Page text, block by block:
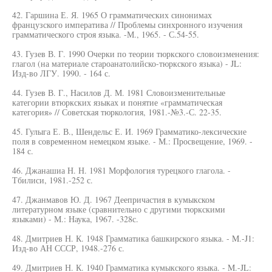
42. Гаршина Е. Я. 1965 О грамматических синонимах
французского императива // Проблемы синхронного изучения
грамматического строя языка. -М., 1965. - С.54-55.
43. Гузев В. Г. 1990 Очерки по теории тюркского словоизменения:
глагол (на материале староанатолийско-тюркского языка) - JL:
Изд-во ЛГУ. 1990. - 164 с.
44. Гузев В. Г., Насилов Д. М. 1981 Словоизменительные
категории втюркских языках и понятие «грамматическая
категория» // Советская тюркология, 1981.-№3.-С. 22-35.
45. Гулыга Е. В., Шендельс Е. И. 1969 Грамматико-лексические
поля в современном немецком языке. - М.: Просвещение, 1969. -
184 с.
46. Джанашиа Н. Н. 1981 Морфология турецкого глагола. -
Тбилиси, 1981.-252 с.
47. Джанмавов Ю. Д. 1967 Деепричастия в кумыкском
литературном языке (сравнительно с другими тюркскими
языками) - М.: Наука, 1967. -328с.
48. Дмитриев Н. К. 1948 Грамматика башкирского языка. - M.-J1:
Изд-во АН СССР, 1948.-276 с.
49. Дмитриев Н. К. 1940 Грамматика кумыкского языка. - M.-JL: